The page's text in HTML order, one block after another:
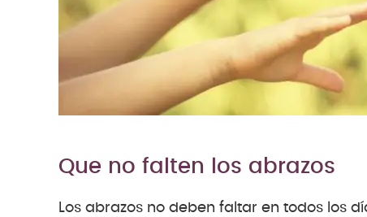
Que no falten los abrazos
Los abrazos no deben faltar en todos los